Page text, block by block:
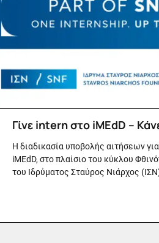
Γίνε intern στο iMEdD –
Η διαδικασία υποβολής αιτήσεων
iMEdD, στο πλαίσιο του κύκλου
του Ιδρύματος Σταύρος Νιάρχος